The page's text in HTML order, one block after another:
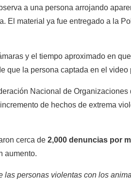
a una persona arrojando
El material ya fue entregado a la
y el tiempo aproximado en
que la persona captada en el
Nacional de Organizaciones
de hechos de extrema
cerca de 2,000 denuncias por
aumento.
las personas violentas con los